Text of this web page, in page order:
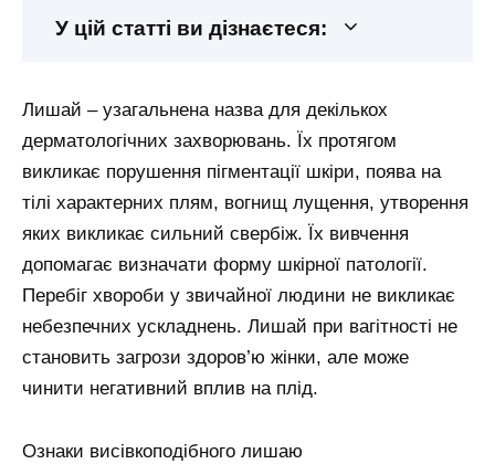
У цій статті ви дізнаєтеся:
Лишай – узагальнена назва для декількох
дерматологічних захворювань. Їх протягом
викликає порушення пігментації шкіри, поява на
тілі характерних плям, вогнищ лущення, утворення
яких викликає сильний свербіж. Їх вивчення
допомагає визначати форму шкірної патології.
Перебіг хвороби у звичайної людини не викликає
небезпечних ускладнень. Лишай при вагітності не
становить загрози здоров’ю жінки, але може
чинити негативний вплив на плід.
Ознаки висівкоподібного лишаю